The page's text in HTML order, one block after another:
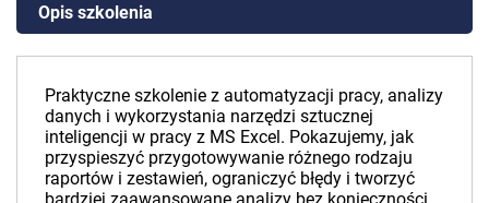
Opis szkolenia
Praktyczne szkolenie z automatyzacji pracy, analizy
danych i wykorzystania narzędzi sztucznej
inteligencji w pracy z MS Excel. Pokazujemy, jak
przyspieszyć przygotowywanie różnego rodzaju
raportów i zestawień, ograniczyć błędy i tworzyć